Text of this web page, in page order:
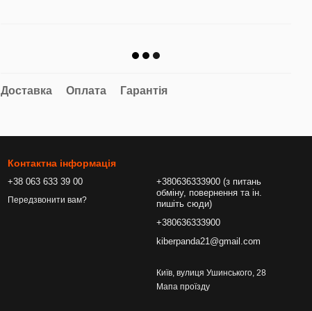
Доставка Оплата Гарантія
Контактна інформація
+38 063 633 39 00
Передзвонити вам?
+380636333900 (з питань
обміну, повернення та ін.
пишіть сюди)
+380636333900
kiberpanda21@gmail.com
Київ, вулиця Ушинського, 28
Мапа проїзду